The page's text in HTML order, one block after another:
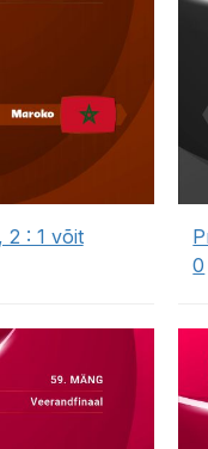
2 : 1 võit
0